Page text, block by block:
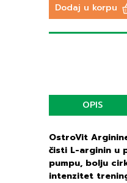
Dodaj u korpu
OPIS
OstroVit
čisti L-arginin u
pumpu, bolju
intenzitet